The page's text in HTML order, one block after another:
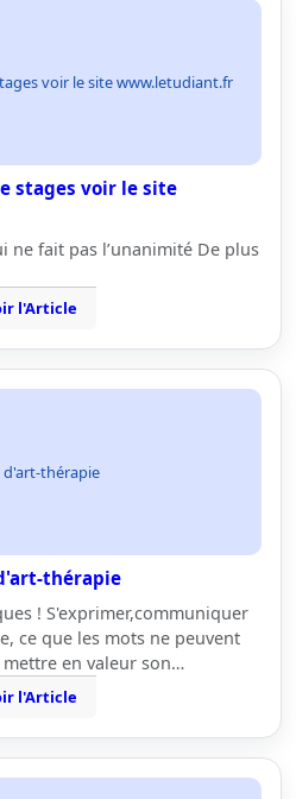
voir le site www.letudiant.fr
stages voir le site
ne fait pas l’unanimité De plus
l'Article
d'art-thérapie
thérapie
! S'exprimer,communiquer
ce que les mots ne peuvent
en valeur son…
l'Article